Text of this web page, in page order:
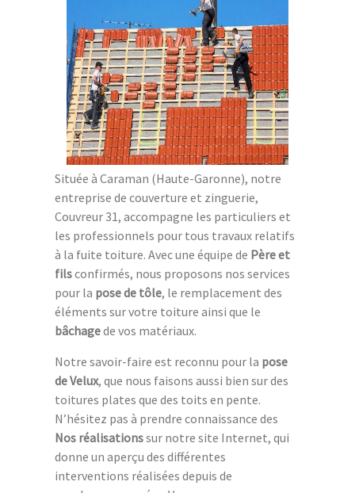
Située à Caraman (Haute-Garonne), notre
entreprise de couverture et zinguerie,
Couvreur 31, accompagne les particuliers et
les professionnels pour tous travaux relatifs
à la fuite toiture. Avec une équipe de Père et
filsconfirmés, nous proposons nos services
pour la pose de tôle, le remplacement des
éléments sur votre toiture ainsi que le
bâchagede vos matériaux.
Notre savoir-faire est reconnu pour la pose
de Velux, que nous faisons aussi bien sur des
toitures plates que des toits en pente.
N’hésitez pas à prendre connaissance des
Nos réalisationssur notre site Internet, qui
donne un aperçu des différentes
interventions réalisées depuis de